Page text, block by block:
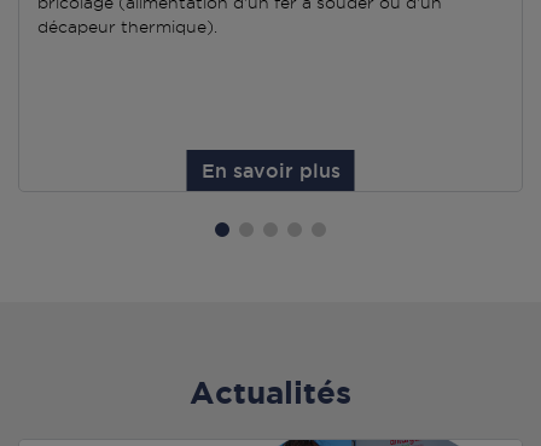
décapeur thermique).
En savoir plus
Actualités